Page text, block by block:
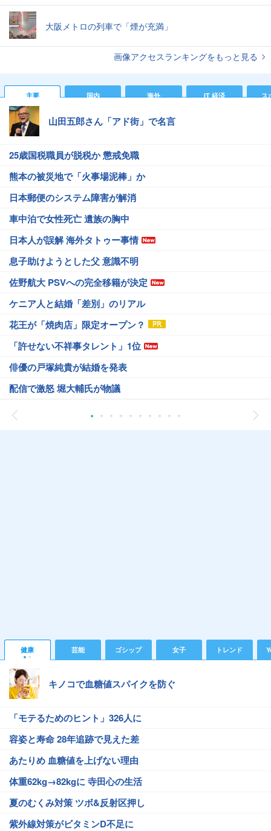
大阪メトロの列車で「煙が充満」
画像アクセスランキングをもっと見る
主要 国内 海外 IT 経済 ス
山田五郎さん「アド街」で名言
25歳国税職員が脱税か 懲戒免職
熊本の被災地で「火事場泥棒」か
日本郵便のシステム障害が解消
車中泊で女性死亡 遺族の胸中
日本人が誤解 海外タトゥー事情
息子助けようとした父 意識不明
佐野航大 PSVへの完全移籍が決定
ケニア人と結婚「差別」のリアル
花王が「焼肉店」限定オープン？
「許せない不祥事タレント」1位
俳優の戸塚純貴が結婚を発表
配信で激怒 堀大輔氏が物議
健康 芸能 ゴシップ 女子 トレンド
キノコで血糖値スパイクを防ぐ
「モテるためのヒント」326人に
容姿と寿命 28年追跡で見えた差
あたりめ 血糖値を上げない理由
体重62kg→82kgに 寺田心の生活
夏のむくみ対策 ツボ&反射区押し
紫外線対策がビタミンD不足に